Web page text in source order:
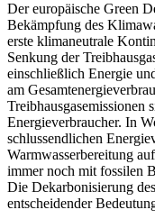
Der europäische Green
Bekämpfung des
erste klimaneutrale
Senkung der
einschließlich Energie
am
Treibhausgasemissionen
Energieverbraucher. In
schlussendlichen
Warmwasserbereitung
immer noch mit fossilen
Die Dekarbonisierung
entscheidender